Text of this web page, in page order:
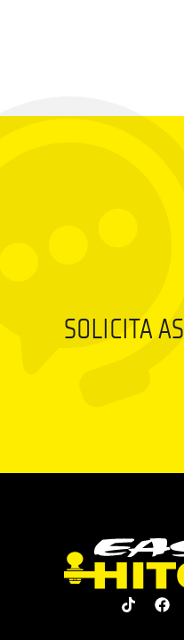
SOLICITA